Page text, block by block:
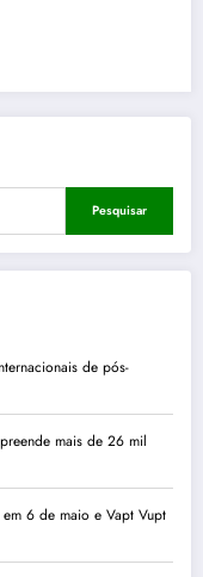
Pesquisar
de pós-
mais de 26 mil
6 de maio e Vapt Vupt